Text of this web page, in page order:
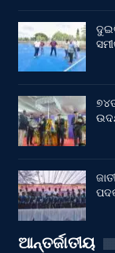
ଆନ୍ତର୍ଜାତୀୟ